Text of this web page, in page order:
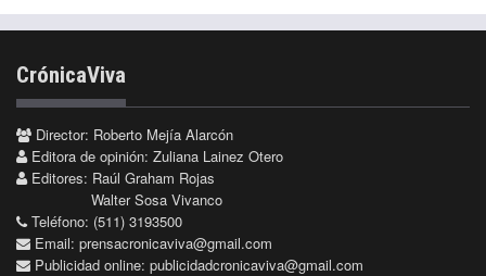
CrónicaViva
Director: Roberto Mejía Alarcón
Editora de opinión: Zuliana Lainez Otero
Editores: Raúl Graham Rojas
Walter Sosa Vivanco
Teléfono: (511) 3193500
Email: prensacronicaviva@gmail.com
Publicidad online: publicidadcronicaviva@gmail.com